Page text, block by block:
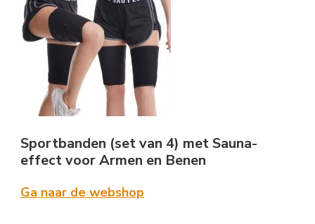
Sportbanden (set van 4) met Sauna-
effect voor Armen en Benen
Ga naar de webshop